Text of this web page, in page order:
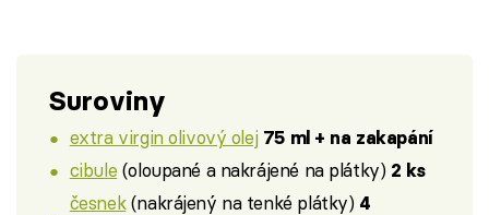
Suroviny
extra virgin olivový olej 75 ml + na zakapání
cibule (oloupané a nakrájené na plátky) 2 ks
česnek(nakrájený na tenké plátky) 4